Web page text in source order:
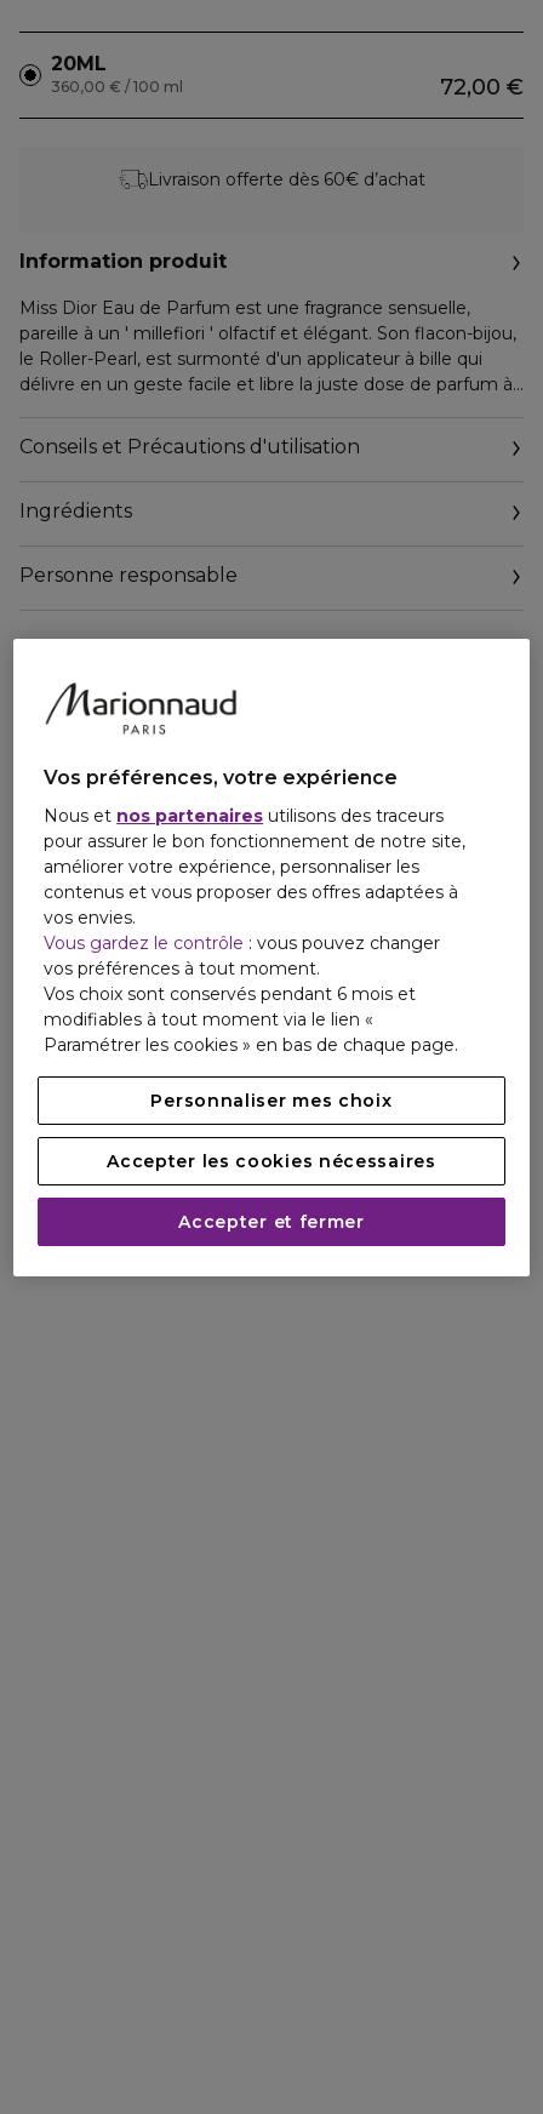
20ML
72,00 €
360,00 € / 100 ml
Livraison offerte dès 60€ d’achat
Information produit
Miss Dior Eau de Parfum est une fragrance sensuelle,
pareille à un ' millefiori ' olfactif et élégant. Son flacon-bijou,
le Roller-Pearl, est surmonté d'un applicateur à bille qui
délivre en un geste facile et libre la juste dose de parfum à
' Tous nos sens sont éveillés par la sensualité du bouquet
célèbre des roses veloutées et charnelles relevées d'un
poudré. ' François Demachy, le Parfumeur-Créateur de la
maison Dior.
GESTE PRÉCIS ET MAITRISÉ : un embout perle en verre
l'endroit souhaité.
TOUCHER VELOURS : une texture fondante et sensuelle,
ultra-légère et fraîche.
NOMADE : un format 20 ml adapté au voyage. Le flacon
est parfaitement hermétique grâce à sa coiffe vissée.
Conseils et Précautions d'utilisation
Ingrédients
Personne responsable
Vos préférences, votre expérience
Nous et nos partenaires utilisons des traceurs
pour assurer le bon fonctionnement de notre site,
améliorer votre expérience, personnaliser les
contenus et vous proposer des offres adaptées à
vos envies.
Vous gardez le contrôle : vous pouvez changer
vos préférences à tout moment.
Vos choix sont conservés pendant 6 mois et
modifiables à tout moment via le lien «
Paramétrer les cookies » en bas de chaque page.
Personnaliser mes choix
Accepter les cookies nécessaires
Accepter et fermer